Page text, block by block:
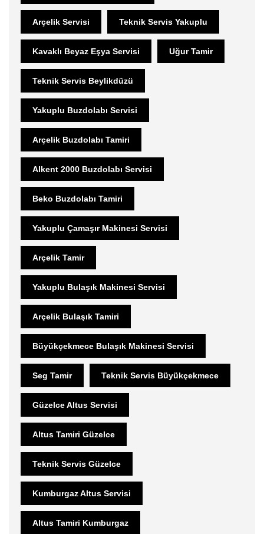
Arçelik Servisi Teknik Servis Yakuplu
Kavaklı Beyaz Eşya Servisi Uğur Tamir
Teknik Servis Beylikdüzü
Yakuplu Buzdolabı Servisi
Arçelik Buzdolabı Tamiri
Alkent 2000 Buzdolabı Servisi
Beko Buzdolabı Tamiri
Yakuplu Çamaşır Makinesi Servisi
Arçelik Tamir
Yakuplu Bulaşık Makinesi Servisi
Arçelik Bulaşık Tamiri
Büyükçekmece Bulaşık Makinesi Servisi
Seg Tamir Teknik Servis Büyükçekmece
Güzelce Altus Servisi
Altus Tamiri Güzelce
Teknik Servis Güzelce
Kumburgaz Altus Servisi
Altus Tamiri Kumburgaz